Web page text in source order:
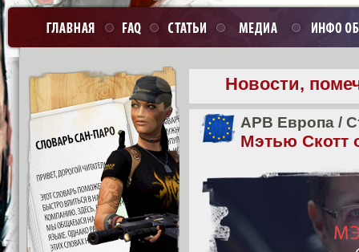
Новости,
APB Европа /
Мэтью Скотт